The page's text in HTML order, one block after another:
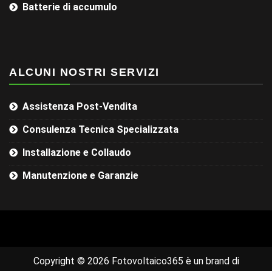
Batterie di accumulo
ALCUNI NOSTRI SERVIZI
Assistenza Post-Vendita
Consulenza Tecnica Specializzata
Installazione e Collaudo
Manutenzione e Garanzie
Copyright © 2026 Fotovoltaico365 è un brand di